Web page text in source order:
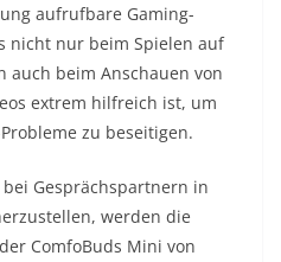
aufrufbare Gaming-
nicht nur beim Spielen auf
auch beim Anschauen von
extrem hilfreich ist, um
zu beseitigen.
Gesprächspartnern in
werden die
ComfoBuds Mini von